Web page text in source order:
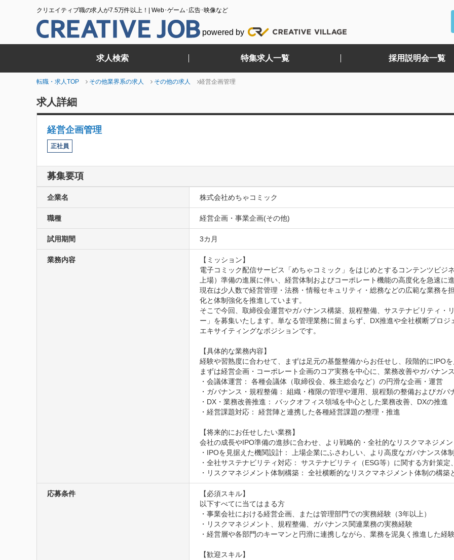
クリエイティブ職の求人が7.5万件以上！| Web･ゲーム･広告･映像など
powered by
求人検索 特集求人一覧 採用説明会一覧
転職・求人TOP その他業界系の求人 その他の求人 経営企画管理
求人詳細
経営企画管理
正社員
募集要項
企業名 株式会社めちゃコミック
職種 経営企画・事業企画(その他)
試用期間 3カ月
業務内容
【ミッション】
電子コミック配信サービス「めちゃコミック」をはじめとするコンテンツビジ
上場）準備の進展に伴い、経営体制およびコーポレート機能の高度化を急速に
現在は少人数で経営管理・法務・情報セキュリティ・総務などの広範な業務を
化と体制強化を推進しています。
そこで今回、取締役会運営やガバナンス構築、規程整備、サステナビリティ・
ー」を募集いたします。単なる管理業務に留まらず、DX推進や全社横断プロ
エキサイティングなポジションです。
【具体的な業務内容】
経験や習熟度に合わせて、まずは足元の基盤整備からお任せし、段階的にIPO
まずは経営企画・コーポレート企画のコア実務を中心に、業務改善やガバナン
・会議体運営： 各種会議体（取締役会、株主総会など）の円滑な企画・運営
・ガバナンス・規程整備： 組織・権限の管理や運用、規程類の整備およびガバ
・DX・業務改善推進： バックオフィス領域を中心とした業務改善、DXの推進
・経営課題対応： 経営陣と連携した各種経営課題の整理・推進
【将来的にお任せしたい業務】
会社の成長やIPO準備の進捗に合わせ、より戦略的・全社的なリスクマネジメ
・IPOを見据えた機関設計： 上場企業にふさわしい、より高度なガバナンス体
・全社サステナビリティ対応： サステナビリティ（ESG等）に関する方針策定
・リスクマネジメント体制構築： 全社横断的なリスクマネジメント体制の構築
応募条件
【必須スキル】
以下すべてに当てはまる方
・事業会社における経営企画、または管理部門での実務経験（3年以上）
・リスクマネジメント、規程整備、ガバナンス関連業務の実務経験
・経営層や各部門のキーマンと円滑に連携しながら、業務を泥臭く推進した経
【歓迎スキル】